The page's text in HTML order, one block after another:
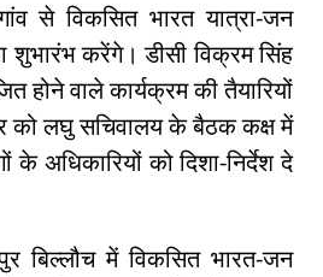
से विकसित भारत यात्रा-जन
शुभारंभ करेंगे। डीसी विक्रम सिंह
होने वाले कार्यक्रम की तैयारियों
लघु सचिवालय के बैठक कक्ष में
के अधिकारियों को दिशा-निर्देश दे
बिल्लौच में विकसित भारत-जन